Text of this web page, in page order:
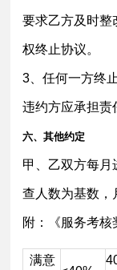
要求乙方及时整
权终止协议。
3、任何一方终
违约方应承担责
六、其他约定
甲、乙双方每月
查人数为基数，
附：《服务考核
满意